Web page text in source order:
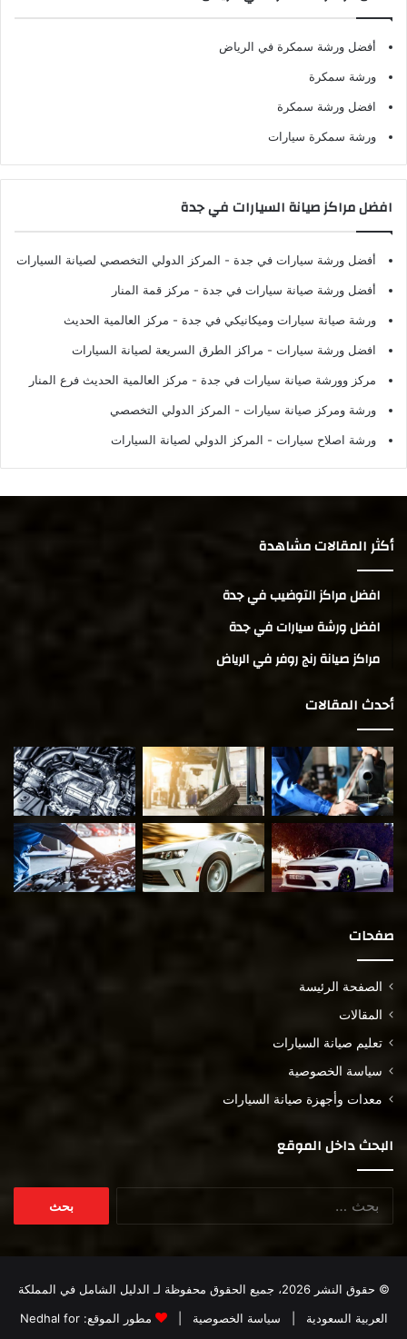
أفضل ورشة سمكرة في الرياض
ورشة سمكرة
افضل ورشة سمكرة
ورشة سمكرة سيارات
افضل مراكز صيانة السيارات في جدة
أفضل ورشة سيارات في جدة - المركز الدولي التخصصي لصيانة السيارات
أفضل ورشة صيانة سيارات في جدة - مركز قمة المنار
ورشة صيانة سيارات وميكانيكي في جدة - مركز العالمية الحديث
افضل ورشة سيارات - مراكز الطرق السريعة لصيانة السيارات
مركز وورشة صيانة سيارات في جدة - مركز العالمية الحديث فرع المنار
ورشة ومركز صيانة سيارات - المركز الدولي التخصصي
ورشة اصلاح سيارات - المركز الدولي لصيانة السيارات
أكثر المقالات مشاهدة
افضل مراكز التوضيب في جدة
افضل ورشة سيارات في جدة
مراكز صيانة رنج روفر في الرياض
أحدث المقالات
صفحات
الصفحة الرئيسة
المقالات
تعليم صيانة السيارات
سياسة الخصوصية
معدات وأجهزة صيانة السيارات
البحث داخل الموقع
© حقوق النشر 2026، جميع الحقوق محفوظة لـ
الدليل الشامل في المملكة
العربية السعودية
سياسة الخصوصية | مطور الموقع:Nedhal for